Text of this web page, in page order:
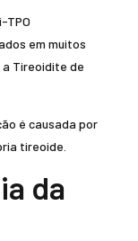
TPO
em muitos
Tireoidite de
é causada por
tireoide.
da